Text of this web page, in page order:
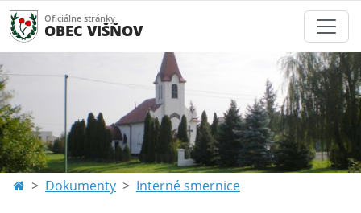
Oficiálne stránky
OBEC VIŠŇOV
Dokumenty Interné smernice